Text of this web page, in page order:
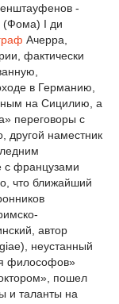
-
(Фома) I ди
Ачерра,
фактически
в Германию,
на Сицилию, а
переговоры с
другой наместник
с французами
что ближайший
автор
неустанный
философов»
пошел
и таланты на